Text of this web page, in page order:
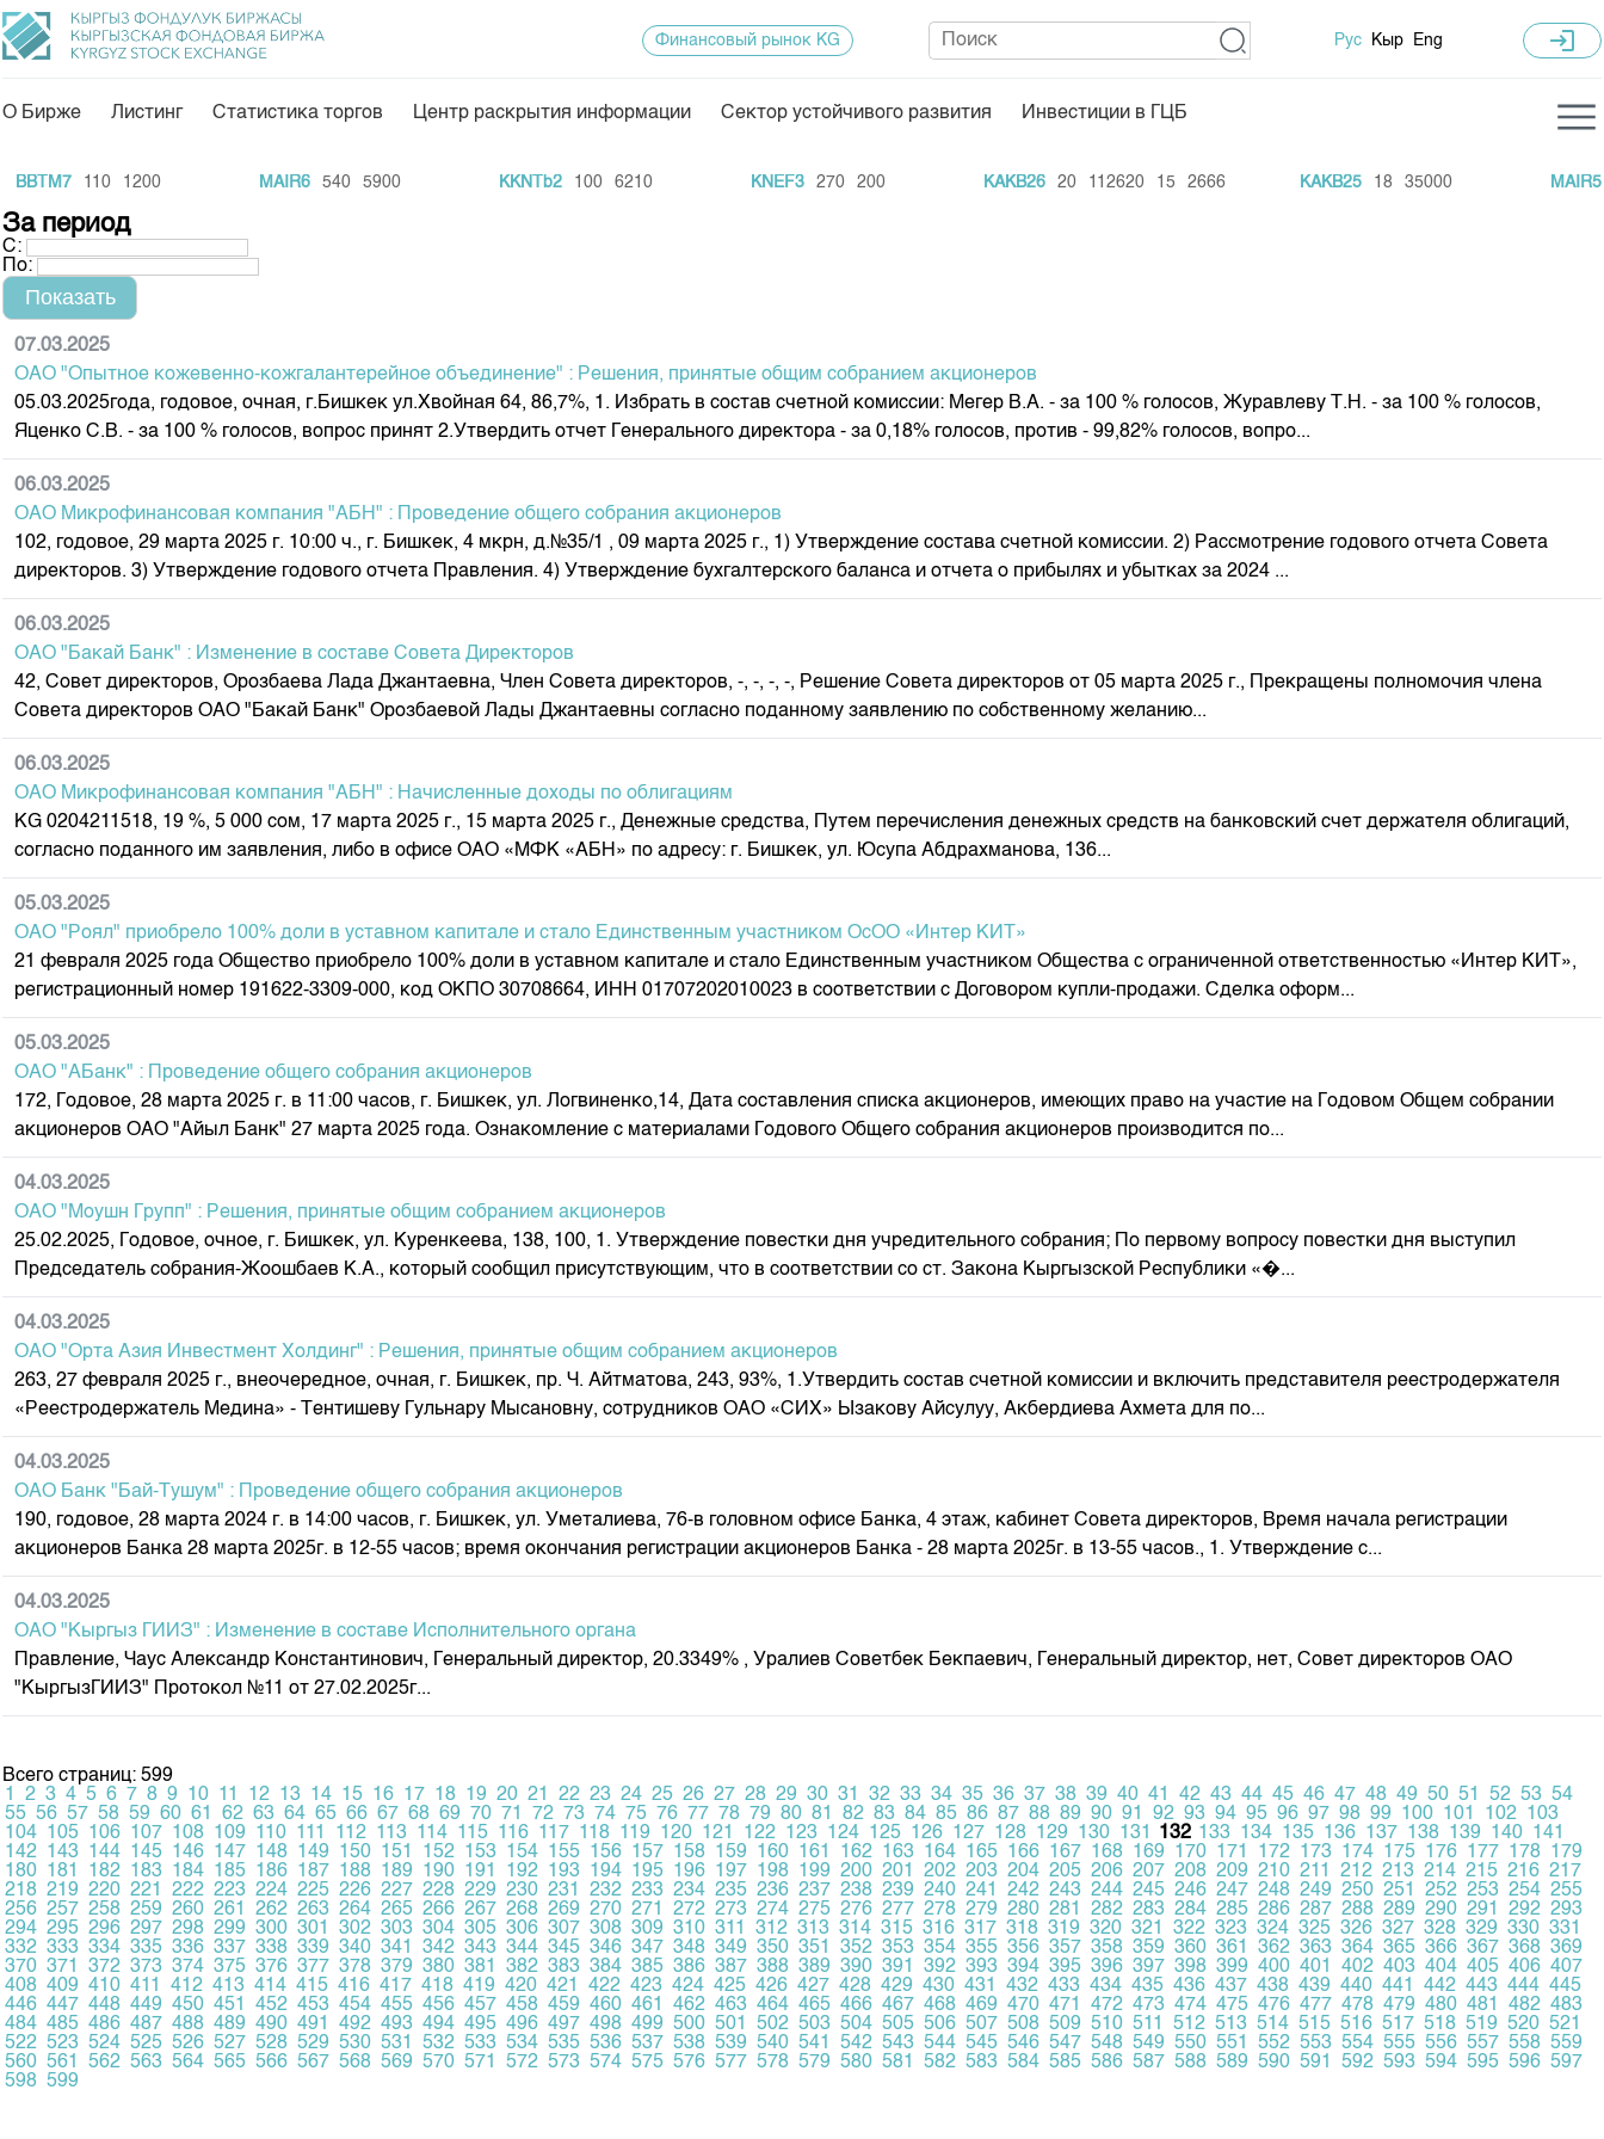
Общая информация
Акционеры
Руководство
Внутренний аудитор
Комитеты
Участники торгов
Cтратегия развития
Корпоративные документы
Контакты
Аналитика
Финансовый рынок KG
Пресс-клуб
Котировки по драг. металлам
Расписание аукционов по ГЦБ
Результаты аукционов ГЦБ
Результаты аукционов по
депозитам
Финансовый рынок KG Рус Кыр Eng login
О Бирже Листинг Статистика торгов Центр раскрытия информации Сектор устойчивого развития Инвестиции в ГЦБ
110 1200 MAIR6 540 5900 KKNTb2 100 6210 KNEF3 270 200 KAKB26 20 112620 15 2666 KAKB25 18 35000 MAIR5
За период
С:
По:
07.03.2025
ОАО "Опытное кожевенно-кожгалантерейное объединение" : Решения, принятые общим собранием акционеров
05.03.2025года, годовое, очная, г.Бишкек ул.Хвойная 64, 86,7%, 1. Избрать в состав счетной комиссии: Мегер В.А. - за 100 % голосов, Журавлеву Т.Н. - за 100 % голосов,
Яценко С.В. - за 100 % голосов, вопрос принят 2.Утвердить отчет Генерального директора - за 0,18% голосов, против - 99,82% голосов, вопро...
06.03.2025
ОАО Микрофинансовая компания "АБН" : Проведение общего собрания акционеров
102, годовое, 29 марта 2025 г. 10:00 ч., г. Бишкек, 4 мкрн, д.№35/1 , 09 марта 2025 г., 1) Утверждение состава счетной комиссии. 2) Рассмотрение годового отчета Совета
директоров. 3) Утверждение годового отчета Правления. 4) Утверждение бухгалтерского баланса и отчета о прибылях и убытках за 2024 ...
06.03.2025
ОАО "Бакай Банк" : Изменение в составе Совета Директоров
42, Совет директоров, Орозбаева Лада Джантаевна, Член Совета директоров, -, -, -, -, Решение Совета директоров от 05 марта 2025 г., Прекращены полномочия члена
Совета директоров ОАО "Бакай Банк" Орозбаевой Лады Джантаевны согласно поданному заявлению по собственному желанию...
06.03.2025
ОАО Микрофинансовая компания "АБН" : Начисленные доходы по облигациям
КG 0204211518, 19 %, 5 000 сом, 17 марта 2025 г., 15 марта 2025 г., Денежные средства, Путем перечисления денежных средств на банковский счет держателя облигаций,
согласно поданного им заявления, либо в офисе ОАО «МФК «АБН» по адресу: г. Бишкек, ул. Юсупа Абдрахманова, 136...
05.03.2025
ОАО "Роял" приобрело 100% доли в уставном капитале и стало Единственным участником ОсОО «Интер КИТ»
21 февраля 2025 года Общество приобрело 100% доли в уставном капитале и стало Единственным участником Общества с ограниченной ответственностью «Интер КИТ»,
регистрационный номер 191622-3309-000, код ОКПО 30708664, ИНН 01707202010023 в соответствии с Договором купли-продажи. Сделка оформ...
05.03.2025
ОАО "АБанк" : Проведение общего собрания акционеров
172, Годовое, 28 марта 2025 г. в 11:00 часов, г. Бишкек, ул. Логвиненко,14, Дата составления списка акционеров, имеющих право на участие на Годовом Общем собрании
акционеров ОАО "Айыл Банк" 27 марта 2025 года. Ознакомление с материалами Годового Общего собрания акционеров производится по...
04.03.2025
ОАО "Моушн Групп" : Решения, принятые общим собранием акционеров
25.02.2025, Годовое, очное, г. Бишкек, ул. Куренкеева, 138, 100, 1. Утверждение повестки дня учредительного собрания; По первому вопросу повестки дня выступил
Председатель собрания-Жоошбаев К.А., который сообщил присутствующим, что в соответствии со ст. Закона Кыргызской Республики «�...
04.03.2025
ОАО "Орта Азия Инвестмент Холдинг" : Решения, принятые общим собранием акционеров
263, 27 февраля 2025 г., внеочередное, очная, г. Бишкек, пр. Ч. Айтматова, 243, 93%, 1.Утвердить состав счетной комиссии и включить представителя реестродержателя
«Реестродержатель Медина» - Тентишеву Гульнару Мысановну, сотрудников ОАО «СИХ» Ызакову Айсулуу, Акбердиева Ахмета для по...
04.03.2025
ОАО Банк "Бай-Тушум" : Проведение общего собрания акционеров
190, годовое, 28 марта 2024 г. в 14:00 часов, г. Бишкек, ул. Уметалиева, 76-в головном офисе Банка, 4 этаж, кабинет Совета директоров, Время начала регистрации
акционеров Банка 28 марта 2025г. в 12-55 часов; время окончания регистрации акционеров Банка - 28 марта 2025г. в 13-55 часов., 1. Утверждение с...
04.03.2025
ОАО "Кыргыз ГИИЗ" : Изменение в составе Исполнительного органа
Правление, Чаус Александр Константинович, Генеральный директор, 20.3349% , Уралиев Советбек Бекпаевич, Генеральный директор, нет, Совет директоров ОАО
"КыргызГИИЗ" Протокол №11 от 27.02.2025г...
Всего страниц: 599
1
2 3 4 5 6 7 8 9 10 11 12 13 14 15 16 17 18 19 20 21 22 23 24 25 26 27 28 29 30 31 32 33 34 35 36 37 38 39 40 41 42 43 44 45 46 47 48 49 50 51 52 53 54
55 56 57 58 59 60 61 62 63 64 65 66 67 68 69 70 71 72 73 74 75 76 77 78 79 80 81 82 83 84 85 86 87 88 89 90 91 92 93 94 95 96 97 98 99 100 101 102 103
104 105 106 107 108 109 110 111 112 113 114 115 116 117 118 119 120 121 122 123 124 125 126 127 128 129 130 131 132 133 134 135 136 137 138 139 140 141
142 143 144 145 146 147 148 149 150 151 152 153 154 155 156 157 158 159 160 161 162 163 164 165 166 167 168 169 170 171 172 173 174 175 176 177 178 179
180 181 182 183 184 185 186 187 188 189 190 191 192 193 194 195 196 197 198 199 200 201 202 203 204 205 206 207 208 209 210 211 212 213 214 215 216 217
218 219 220 221 222 223 224 225 226 227 228 229 230 231 232 233 234 235 236 237 238 239 240 241 242 243 244 245 246 247 248 249 250 251 252 253 254 255
256 257 258 259 260 261 262 263 264 265 266 267 268 269 270 271 272 273 274 275 276 277 278 279 280 281 282 283 284 285 286 287 288 289 290 291 292 293
294 295 296 297 298 299 300 301 302 303 304 305 306 307 308 309 310 311 312 313 314 315 316 317 318 319 320 321 322 323 324 325 326 327 328 329 330 331
332 333 334 335 336 337 338 339 340 341 342 343 344 345 346 347 348 349 350 351 352 353 354 355 356 357 358 359 360 361 362 363 364 365 366 367 368 369
370 371 372 373 374 375 376 377 378 379 380 381 382 383 384 385 386 387 388 389 390 391 392 393 394 395 396 397 398 399 400 401 402 403 404 405 406 407
408 409 410 411 412 413 414 415 416 417 418 419 420 421 422 423 424 425 426 427 428 429 430 431 432 433 434 435 436 437 438 439 440 441 442 443 444 445
446 447 448 449 450 451 452 453 454 455 456 457 458 459 460 461 462 463 464 465 466 467 468 469 470 471 472 473 474 475 476 477 478 479 480 481 482 483
484 485 486 487 488 489 490 491 492 493 494 495 496 497 498 499 500 501 502 503 504 505 506 507 508 509 510 511 512 513 514 515 516 517 518 519 520 521
522 523 524 525 526 527 528 529 530 531 532 533 534 535 536 537 538 539 540 541 542 543 544 545 546 547 548 549 550 551 552 553 554 555 556 557 558 559
560 561 562 563 564 565 566 567 568 569 570 571 572 573 574 575 576 577 578 579 580 581 582 583 584 585 586 587 588 589 590 591 592 593 594 595 596 597
598 599